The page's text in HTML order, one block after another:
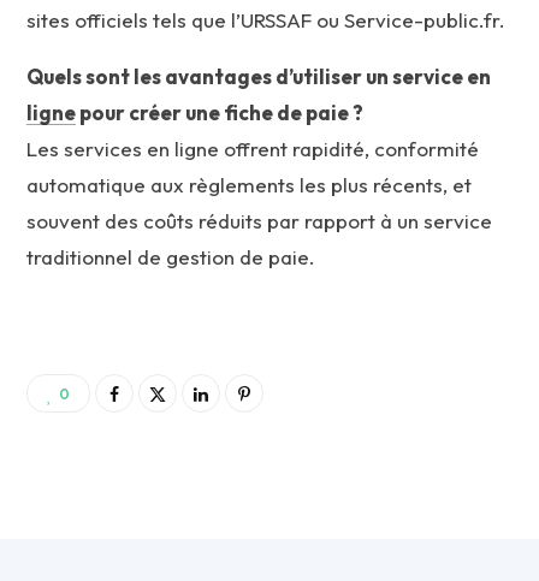
sites officiels tels que l’URSSAF ou Service-public.fr.
Quels sont les avantages d’utiliser un service en
lignepour créer une fiche de paie ?
Les services en ligne offrent rapidité, conformité
automatique aux règlements les plus récents, et
souvent des coûts réduits par rapport à un service
traditionnel de gestion de paie.
0